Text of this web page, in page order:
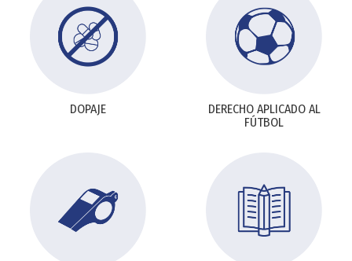
DOPAJE
DERECHO APLICADO AL
FÚTBOL